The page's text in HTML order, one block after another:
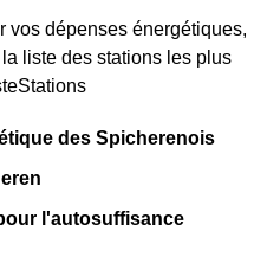
vos dépenses énergétiques,
liste des stations les plus
des Spicherenois
l'autosuffisance